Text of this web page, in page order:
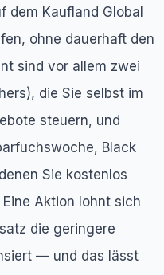
dem Kaufland Global
ohne dauerhaft den
sind vor allem zwei
die Sie selbst im
steuern, und
Black
Sie kostenlos
Aktion lohnt sich
die geringere
— und das lässt